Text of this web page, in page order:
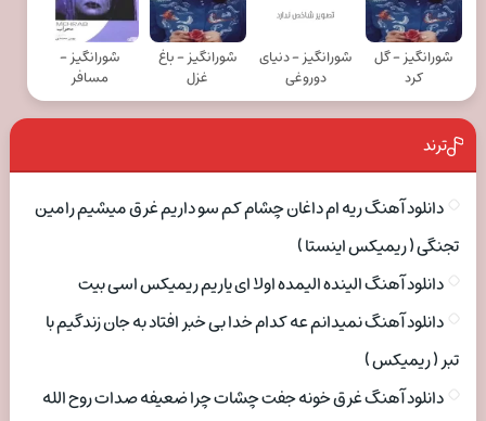
شورانگیز - گل
کرد
شورانگیز - دنیای
دوروغی
شورانگیز - باغ
غزل
شورانگیز -
مسافر
ترند
دانلود آهنگ ریه ام داغان چشام کم سو داریم غرق میشیم رامین
تجنگی ( ریمیکس اینستا )
دانلود آهنگ الینده الیمده اولا ای یاریم ریمیکس اسی بیت
دانلود آهنگ نمیدانم عه کدام خدا بی خبر افتاد به جان زندگیم با
تبر ( ریمیکس )
دانلود آهنگ غرق خونه جفت چشات چرا ضعیفه صدات روح الله